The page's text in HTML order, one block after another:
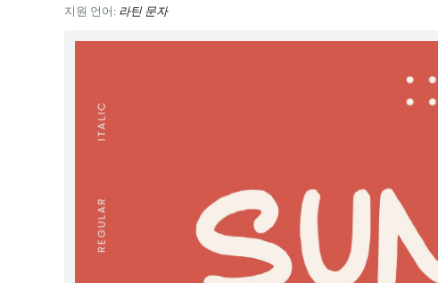
지원 언어: 라틴 문자